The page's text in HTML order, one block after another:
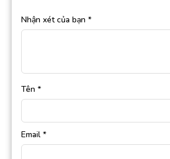
Nhận xét của bạn *
Tên *
Email *